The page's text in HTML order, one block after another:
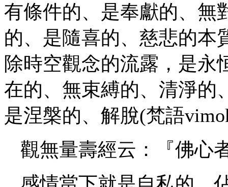
有條件的、是奉獻的、無
的、是隨喜的、慈悲的本
除時空觀念的流露，是永
在的、無束縛的、清淨的
是涅槃的、解脫(梵語
觀無量壽經云：『佛心